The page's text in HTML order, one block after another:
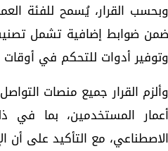
ضمن ضوابط إضافية تشمل
وتوفير أدوات للتحكم في أوقات
وألزم القرار جميع منصات
أعمار المستخدمين، بما في
الاصطناعي، مع التأكيد على أن